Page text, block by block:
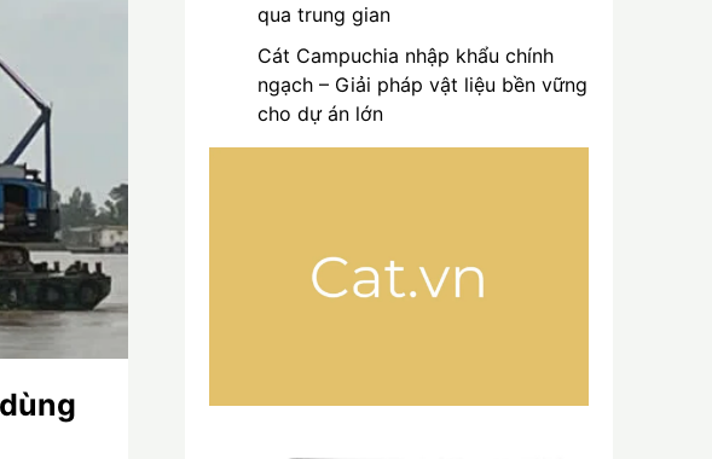
qua trung gian
Cát Campuchia nhập khẩu chính
ngạch – Giải pháp vật liệu bền vững
cho dự án lớn